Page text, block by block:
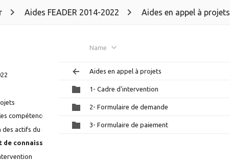
Aides FEADER 2014-2022 Aides en appel à projets
Name
Aides en appel à projets
1- Cadre d'intervention
2- Formulaire de demande
3- Formulaire de paiement
compétences des acteurs en milieu rural
des actifs du secteur agricole et des filières adossées
de connaissances (foncier)